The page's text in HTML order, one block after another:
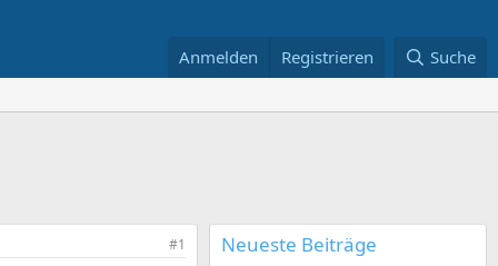
Anmelden Registrieren Suche
#1 Neueste Beiträge